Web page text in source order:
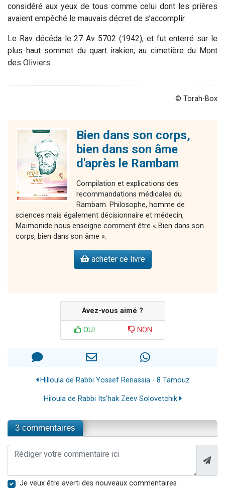
considéré aux yeux de tous comme celui dont les prières
avaient empêché le mauvais décret de s’accomplir.
Le Rav décéda le 27 Av 5702 (1942), et fut enterré sur le
plus haut sommet du quart irakien, au cimetière du Mont
des Oliviers.
© Torah-Box
Bien dans son corps,
bien dans son âme
d'après le Rambam
Compilation et explications des
recommandations médicales du
Rambam. Philosophe, homme de
sciences mais également décisionnaire et médecin,
Maïmonide nous enseigne comment être « Bien dans son
corps, bien dans son âme ».
acheter ce livre
Avez-vous aimé ?
OUI NON
Hilloula de Rabbi Yossef Renassia - 8 Tamouz
Hiloula de Rabbi Its'hak Zeev Solovetchik
3 commentaires
Je veux être averti des nouveaux commentaires